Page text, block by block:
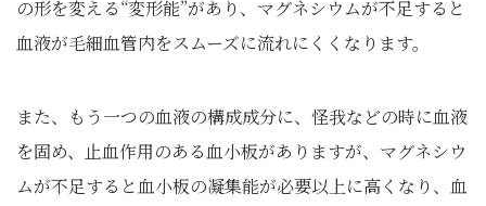
の形を変える“変形能”があり、マグネシウムが不足すると
血液が毛細血管内をスムーズに流れにくくなります。
また、もう一つの血液の構成成分に、怪我などの時に血液
を固め、止血作用のある血小板がありますが、マグネシウ
ムが不足すると血小板の凝集能が必要以上に高くなり、血